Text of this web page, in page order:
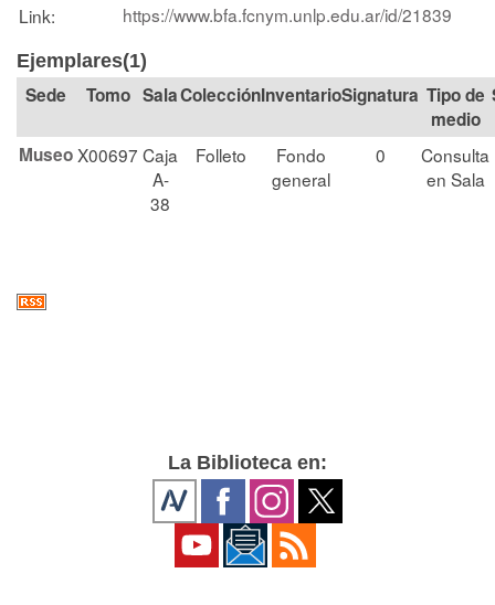
Link: https://www.bfa.fcnym.unlp.edu.ar/id/21839
Ejemplares(1)
Tomo SalaColección Signatura Tipo de
medio
MuseoX00697 Caja
A-
38
Folleto
Fondo
general
0
Consulta
en Sala
La Biblioteca en: